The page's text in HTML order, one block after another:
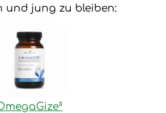
und jung zu bleiben: